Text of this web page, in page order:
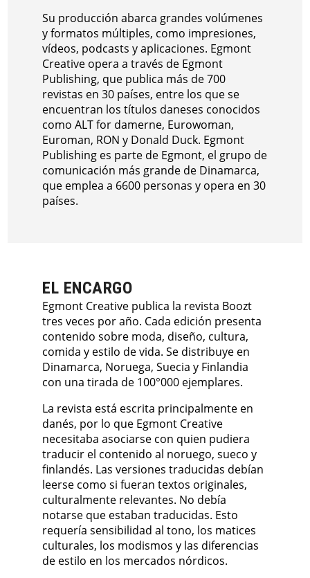
Su producción abarca grandes volúmenes
y formatos múltiples, como impresiones,
vídeos, podcasts y aplicaciones. Egmont
Creative opera a través de Egmont
Publishing, que publica más de 700
revistas en 30 países, entre los que se
encuentran los títulos daneses conocidos
como ALT for damerne, Eurowoman,
Euroman, RON y Donald Duck. Egmont
Publishing es parte de Egmont, el grupo de
comunicación más grande de Dinamarca,
que emplea a 6600 personas y opera en 30
países.
EL ENCARGO
Egmont Creative publica la revista Boozt
tres veces por año. Cada edición presenta
contenido sobre moda, diseño, cultura,
comida y estilo de vida. Se distribuye en
Dinamarca, Noruega, Suecia y Finlandia
con una tirada de 100°000 ejemplares.
La revista está escrita principalmente en
danés, por lo que Egmont Creative
necesitaba asociarse con quien pudiera
traducir el contenido al noruego, sueco y
finlandés. Las versiones traducidas debían
leerse como si fueran textos originales,
culturalmente relevantes. No debía
notarse que estaban traducidas. Esto
requería sensibilidad al tono, los matices
culturales, los modismos y las diferencias
de estilo en los mercados nórdicos.